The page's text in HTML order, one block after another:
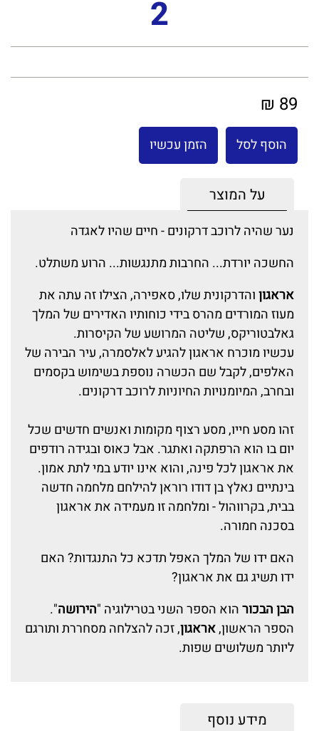
2
89 ₪
הוסף לסל הזמן עכשיו
על המוצר
נער שהיה לרוכב דרקונים - חיים שהיו לאגדה
החשכה יורדת... החרבות מתנגשות... הרוע משתלט.
אראגוןוהדרקונית שלו, סאפירה, הצילו זה עתה את
מעוז המורדים מהרס בידי כוחותיו האדירים של המלך
גאלבטוריקס, שליטה המרושע של הקיסרות.
עכשיו מוכרח אראגון להגיע לאלסמרה, עיר הבירה של
האלפים, לקבל שם הכשרה נוספת בשימוש בקסמים
ובחרב, המיומנויות החיוניות לרוכב דרקונים.
זהו מסע חייו, מסע רצוף מקומות ואנשים חדשים שכל
יום בו הוא הרפתקה ואתגר. אבל כאוס ובגידה רודפים
את אראגון לכל פינה, והוא אינו יודע במי לתת אמון.
בינתיים נאלץ בן דודו רוראן להילחם מלחמה חדשה
בבית, בקרווהול - ומלחמה זו מעמידה את אראגון
בסכנה חמורה.
האם ידו של המלך האפל תדכא כל התנגדות? האם
ידו תשיג גם את אראגון?
הבן הבכורהוא הספר השני בטרילוגיה "הירושה".
הספר הראשון,אראגון, זכה להצלחה מסחררת ותורגם
ליותר משלושים שפות.
מידע נוסף